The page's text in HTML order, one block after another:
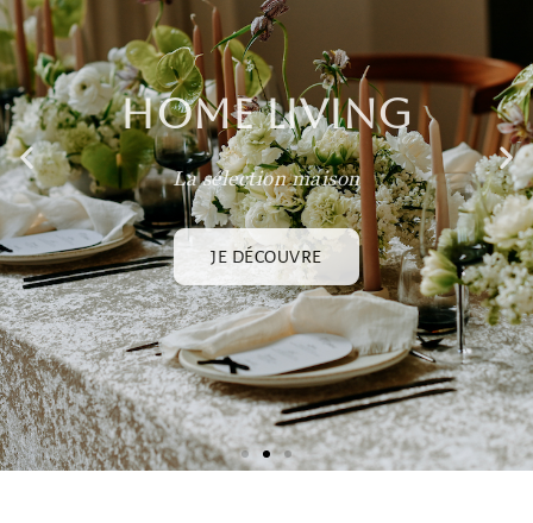
HOME LIVING
La sélection maison
JE DÉCOUVRE